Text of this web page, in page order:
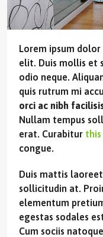
Lorem ipsum
elit. Duis mollis et
odio neque.
quis rutrum mi
orci ac nibh
Nullam tempus
erat. Curabitur
congue.
Duis mattis
sollicitudin at.
elementum
egestas sodales
Cum sociis